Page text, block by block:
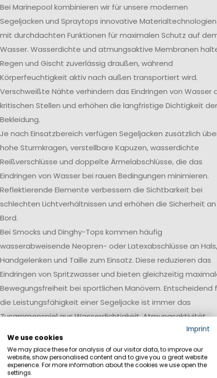
Bei Marinepool kombinieren wir für unsere modernen
Segeljacken und Spraytops innovative Materialtechnologien
mit durchdachten Funktionen für maximalen Schutz auf
Wasser. Wasserdichte und atmungsaktive Membranen
Regen und Gischt zuverlässig draußen, während
Körperfeuchtigkeit aktiv nach außen transportiert wird.
Verschweißte Nähte verhindern das Eindringen von Wasser
kritischen Stellen und erhöhen die langfristige Dichtigkeit der
Bekleidung.
Je nach Einsatzbereich verfügen Segeljacken zusätzlich
hohe Sturmkragen, verstellbare Kapuzen, wasserdichte
Reißverschlüsse und doppelte Ärmelabschlüsse, die das
Eindringen von Wasser bei rauen Bedingungen minimieren.
Reflektierende Elemente verbessern die Sichtbarkeit bei
schlechten Lichtverhältnissen und erhöhen die Sicherheit an
Bord.
Bei Smocks und Dinghy-Tops kommen häufig
wasserabweisende Neopren- oder Latexabschlüsse an Hals,
Handgelenken und Taille zum Einsatz. Diese reduzieren das
Eindringen von Spritzwasser und bieten gleichzeitig
Bewegungsfreiheit bei sportlichen Manövern. Entscheidend
die Leistungsfähigkeit einer Segeljacke ist immer das
Zusammenspiel aus Wasserdichtigkeit, Atmungsaktivität,
Robustheit und einer auf den jeweiligen Einsatzbereich
abgestimmten Ausstattung.
Wasserdichtigkeit
Imprint
We use cookies
We may place these for analysis of our visitor data, to improve our
website, show personalised content and to give you a great website
experience. For more information about the cookies we use open the
settings.